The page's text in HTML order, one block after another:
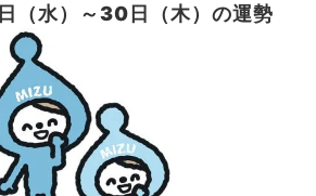
日（水）～30 日（木）の運勢